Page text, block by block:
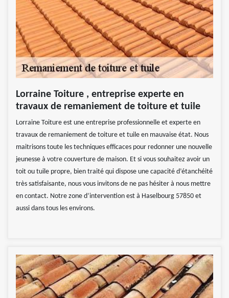
Lorraine Toiture , entreprise experte en
travaux de remaniement de toiture et tuile
Lorraine Toiture est une entreprise professionnelle et experte en
travaux de remaniement de toiture et tuile en mauvaise état. Nous
maitrisons toute les techniques efficaces pour redonner une nouvelle
jeunesse à votre couverture de maison. Et si vous souhaitez avoir un
toit ou tuile propre, bien traité qui dispose une capacité d’étanchéité
très satisfaisante, nous vous invitons de ne pas hésiter à nous mettre
en contact. Notre zone d’intervention est à Haselbourg 57850 et
aussi dans tous les environs.